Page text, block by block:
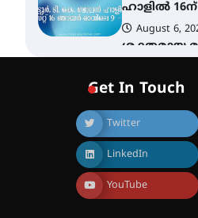
ഹാളിൽ 16ന്
August 6,
ശക്തമായ
തൃശൂർ
August 7,
എം.ജി.
നിന്ന്
നേടിയ
Get In Touch
Twitter
LinkedIn
YouTube